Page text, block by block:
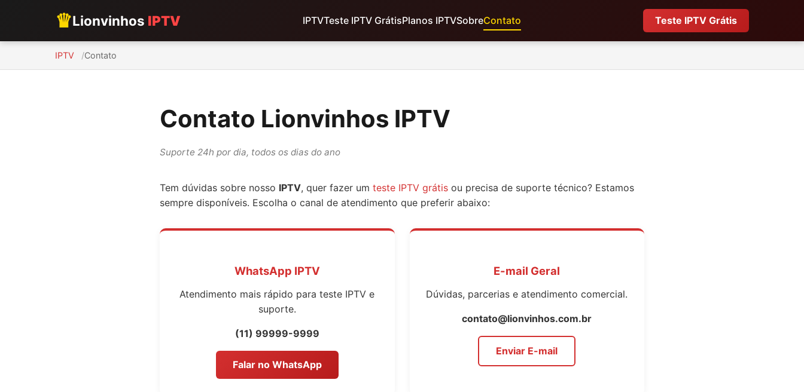
♛Lionvinhos IPTV IPTVTeste IPTV GrátisPlanos IPTVSobreContato Teste IPTV Grátis
IPTV Contato
Contato Lionvinhos IPTV
Suporte 24h por dia, todos os dias do ano
Tem dúvidas sobre nosso IPTV, quer fazer um teste IPTV grátis ou precisa de suporte técnico? Estamos
sempre disponíveis. Escolha o canal de atendimento que preferir abaixo:
WhatsApp IPTV
Atendimento mais rápido para teste IPTV e
suporte.
(11) 99999-9999
Falar no WhatsApp
E-mail Geral
Dúvidas, parcerias e atendimento comercial.
contato@lionvinhos.com.br
Enviar E-mail